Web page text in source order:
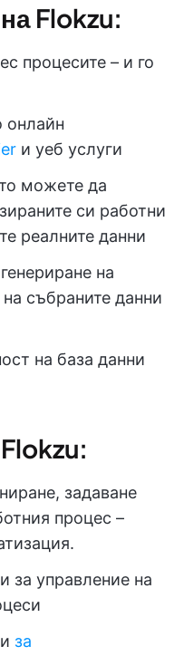
Flokzu:
процесите – и го
онлайн
и уеб услуги
можете да
си работни
реалните данни
на
събраните данни
на база данни
задаване
процес –
за управление на
за